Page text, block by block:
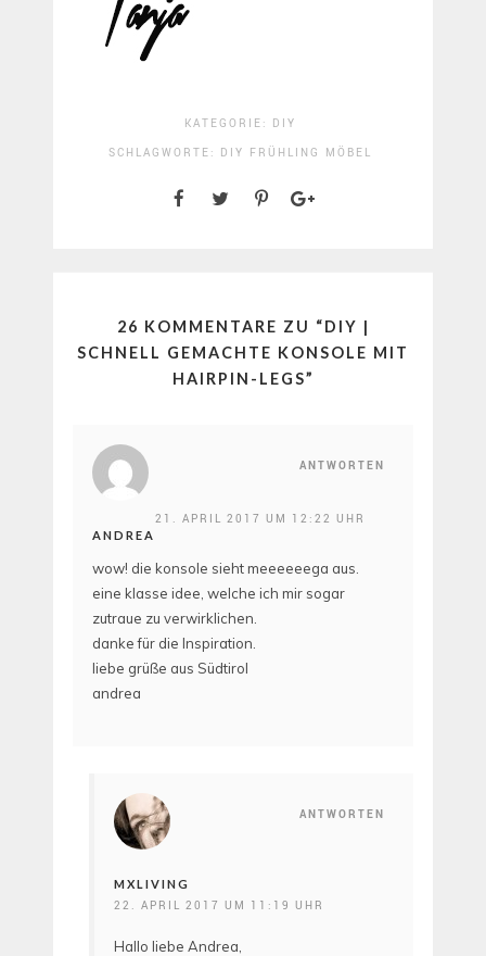
KATEGORIE: DIY
SCHLAGWORTE: DIY FRÜHLING MÖBEL
26 KOMMENTARE ZU “DIY |
SCHNELL GEMACHTE KONSOLE MIT
HAIRPIN-LEGS”
ANTWORTEN
ANDREA
21. APRIL 2017 UM 12:22 UHR
wow! die konsole sieht meeeeeega aus.
eine klasse idee, welche ich mir sogar
zutraue zu verwirklichen.
danke für die Inspiration.
liebe grüße aus Südtirol
andrea
ANTWORTEN
MXLIVING
22. APRIL 2017 UM 11:19 UHR
Hallo liebe Andrea,